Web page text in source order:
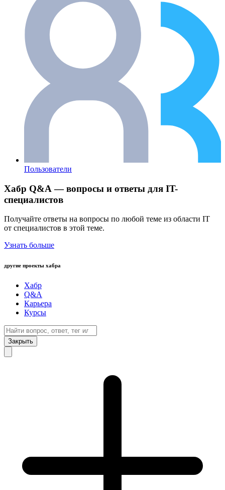
Пользователи
Хабр Q&A — вопросы и ответы для IT-
специалистов
Получайте ответы на вопросы по любой теме из области IT
от специалистов в этой теме.
Узнать больше
другие проекты хабра
Хабр
Q&A
Карьера
Курсы
Закрыть